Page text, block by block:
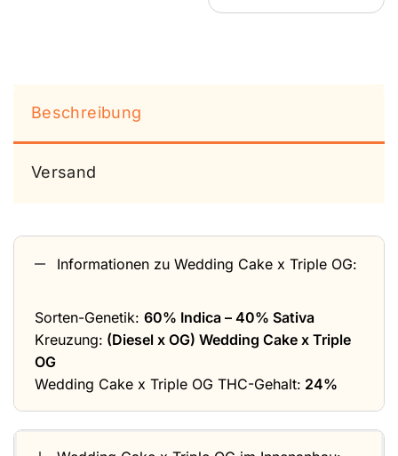
Beschreibung
Versand
Informationen zu Wedding Cake x Triple OG:
Sorten-Genetik: 60% Indica – 40% Sativa
Kreuzung: (Diesel x OG) Wedding Cake x Triple
OG
Wedding Cake x Triple OG THC-Gehalt: 24%